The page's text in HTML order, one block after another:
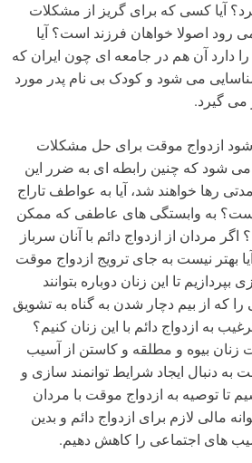
آیا کسی که برای گریز از مشکلات
رود اصولا خواهان فرزند است؟ آیا
را دارد آن هم در جامعه ای چون ایران که
می شود و کودک بی نام پدر مورد
می گیرد.
شود ازدواج موقت برای حل مشکلات
می شود که چنین رابطه ای به ضرر این
رها خواهند شد، آیا به عواطف تاراج
به وابستگی های عاطفی که ممکن
مردان از ازدواج دائم با آنان سرباز
بهتر نیست به جای ترویج ازدواج موقت
تا این زنان دوباره بتوانند
را که از بیم دچار شدن به گناه به تشویق
به ازدواج دائم با این زنان کنیم؟
زنان بیوه و مطلقه و کاستن از آسیب
به دنبال ایجاد شرایط توانمند سازی و
تا توصیه به ازدواج موقت با مردان
مالی لازم برای ازدواج دائم و بدین
های اجتماعی را کاهش دهیم.